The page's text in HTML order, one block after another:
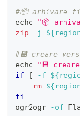
#📦 arhivare
echo
"📦
zip
-j
#💾 creare
echo
"💾
if
[ -f
rm
fi
ogr2ogr
-of